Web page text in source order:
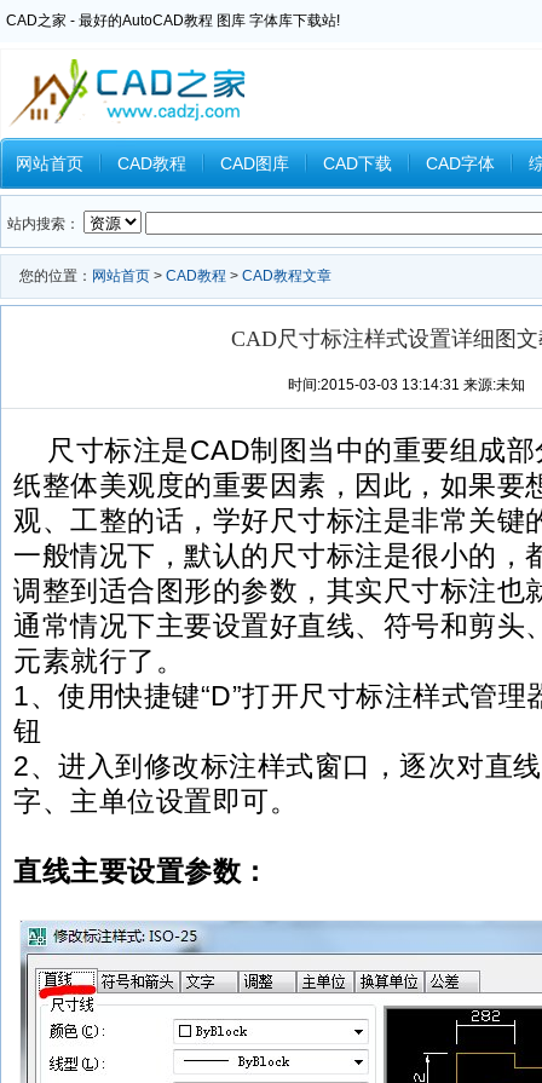
CAD之家 - 最好的AutoCAD教程 图库 字体库下载站!
网站首页 CAD教程 CAD图库 CAD下载 CAD字体
Inventor教程 Ansys教程 CAXA教程 中望CAD Catia教
站内搜索：
您的位置： 网站首页 > CAD教程 > CAD教程文章
CAD尺寸标注样式设置详细图
时间:2015-03-03 13:14:31 来源:未知
尺寸标注是CAD制图当中的重要组成
纸整体美观度的重要因素，因此，如果要
观、工整的话，学好尺寸标注是非常关键
一般情况下，默认的尺寸标注是很小的，
调整到适合图形的参数，其实尺寸标注也
通常情况下主要设置好直线、符号和剪头
元素就行了。
1、使用快捷键“D”打开尺寸标注样式管理
钮
2、进入到修改标注样式窗口，逐次对直
字、主单位设置即可。
直线主要设置参数：